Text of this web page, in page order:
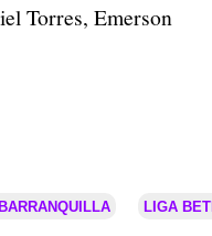
Torres, Emerson
LIGA